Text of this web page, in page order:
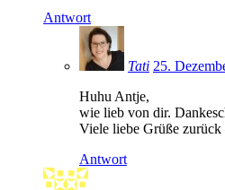
Antwort
Tati 25.
Huhu Antje,
wie lieb von dir.
Viele liebe Grüße zurück
Antwort